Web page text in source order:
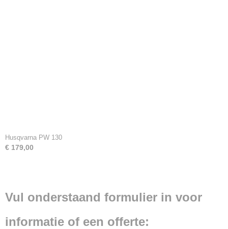
Husqvarna PW 130
€ 179,00
Vul onderstaand formulier in voor
informatie of een offerte: